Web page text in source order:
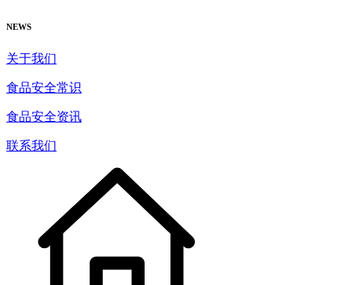
NEWS
关于我们
食品安全常识
食品安全资讯
联系我们